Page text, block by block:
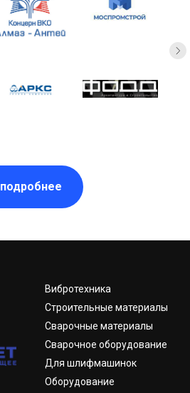
подробнее
Вибротехника
Строительные материалы
Сварочные материалы
Сварочное оборудование
Для шлифмашинок
Оборудование